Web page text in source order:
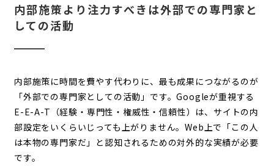
内部施策より注力すべきは外部での専門家と
しての活動
内部施策に時間を費やす代わりに、最も成果につながるのが
「外部での専門家としての活動」です。Googleが重視する
E-E-A-T（経験・専門性・権威性・信頼性）は、サイトの内
部設定をいくらいじっても上がりません。Web上で「この人
は本物の専門家だ」と認知されるための対外的な実績が必要
です。